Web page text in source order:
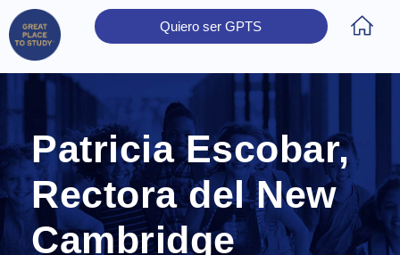
Quiero ser GPTS
Patricia Escobar,
Rectora del New
Cambridge